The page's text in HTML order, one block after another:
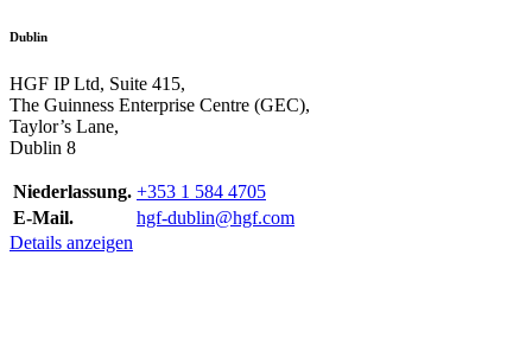
Dublin
HGF IP Ltd, Suite 415,
The Guinness Enterprise Centre (GEC),
Taylor’s Lane,
Dublin 8
Niederlassung. +353 1 584 4705
E-Mail.
hgf-dublin@hgf.com
Details anzeigen